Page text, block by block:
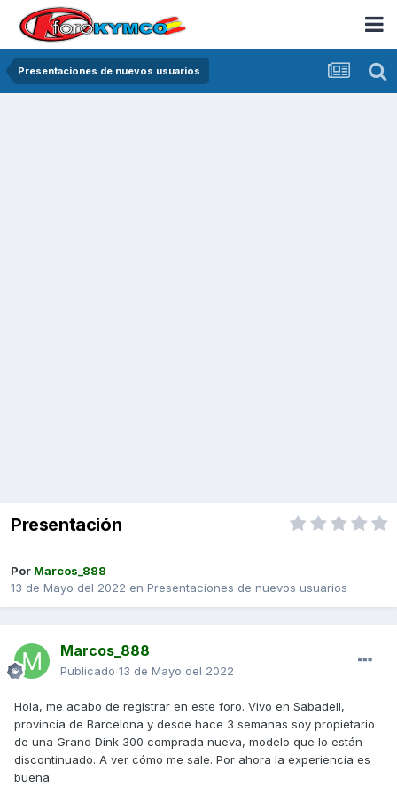
Presentaciones de nuevos usuarios
Presentación
Por Marcos_888
13 de Mayo del 2022 en Presentaciones de nuevos usuarios
Marcos_888
Publicado 13 de Mayo del 2022
Hola, me acabo de registrar en este foro. Vivo en Sabadell,
provincia de Barcelona y desde hace 3 semanas soy propietario
de una Grand Dink 300 comprada nueva, modelo que lo están
discontinuado. A ver cómo me sale. Por ahora la experiencia es
buena.